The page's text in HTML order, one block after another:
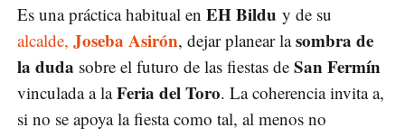
Es una práctica habitual en EH Bildu y de su
alcalde, Joseba Asirón, dejar planear lasombra de
la duda sobre el futuro de las fiestas de San Fermín
vinculada a laFeria del Toro. La coherencia invita a,
si no se apoya la fiesta como tal, al menos no